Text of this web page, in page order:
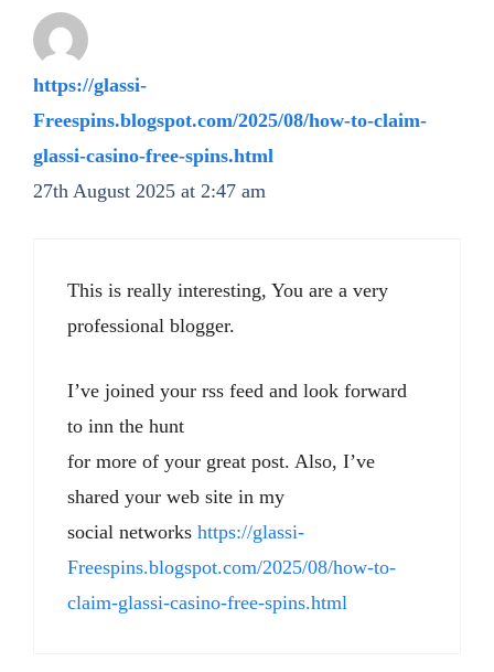
https://glassi-
Freespins.blogspot.com/2025/08/how-to-claim-
glassi-casino-free-spins.html
27th August 2025 at 2:47 am
This is really interesting, You are a very
professional blogger.
I’ve joined your rss feed and look forward
to inn the hunt
for more of your great post. Also, I’ve
shared your web site in my
social networks https://glassi-
Freespins.blogspot.com/2025/08/how-to-
claim-glassi-casino-free-spins.html